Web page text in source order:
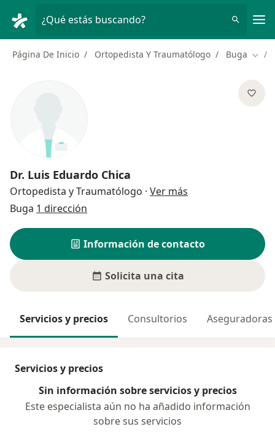
¿Qué estás buscando?
Página De Inicio Ortopedista Y Traumatólogo Buga
Dr. Luis Eduardo Chica
Ortopedista y Traumatólogo · Ver más
Buga 1 dirección
Información de contacto
Solicita una cita
Servicios y precios Consultorios Aseguradoras
Servicios y precios
Sin información sobre servicios y precios
Este especialista aún no ha añadido información
sobre sus servicios